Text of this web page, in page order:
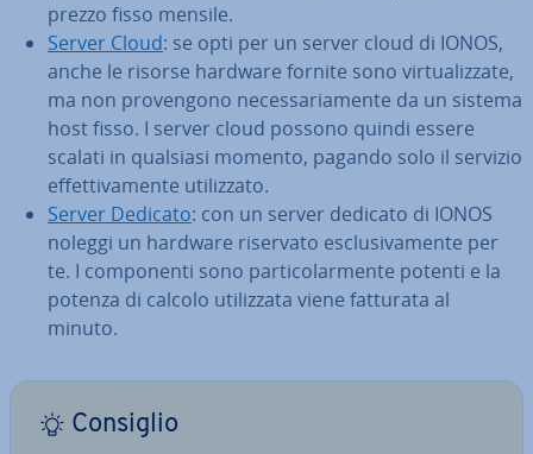
prezzo fisso mensile.
Server Cloud: se opti per un server cloud di IONOS,
anche le risorse hardware fornite sono vir­tua­liz­za­te,
ma non pro­ven­go­no ne­ces­sa­ria­men­te da un sistema
host fisso. I server cloud possono quindi essere
scalati in qualsiasi momento, pagando solo il servizio
ef­fet­ti­va­men­te uti­liz­za­to.
Server Dedicato: con un server dedicato di IONOS
noleggi un hardware riservato esclu­si­va­men­te per
te. I com­po­nen­ti sono par­ti­co­lar­men­te potenti e la
potenza di calcolo uti­liz­za­ta viene fatturata al
minuto.
Consiglio